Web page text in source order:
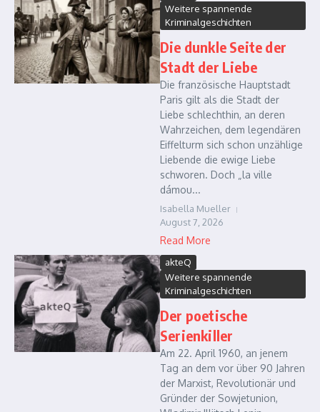
Weitere spannende
Kriminalgeschichten
Die dunkle Seite der
Stadt der Liebe
Die französische Hauptstadt
Paris gilt als die Stadt der
Liebe schlechthin, an deren
Wahrzeichen, dem legendären
Eiffelturm sich schon unzählige
Liebende die ewige Liebe
schworen. Doch „la ville
dámou...
Isabella Mueller
August 7, 2026
Read More
akteQ
Weitere spannende
Kriminalgeschichten
Der poetische
Serienkiller
Am 22. April 1960, an jenem
Tag an dem vor über 90 Jahren
der Marxist, Revolutionär und
Gründer der Sowjetunion,